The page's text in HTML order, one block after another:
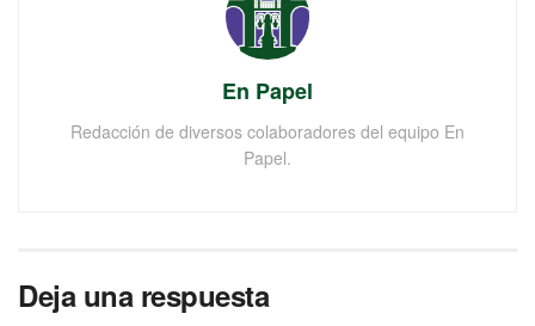
En Papel
Redacción de diversos colaboradores del equipo En
Papel.
Deja una respuesta